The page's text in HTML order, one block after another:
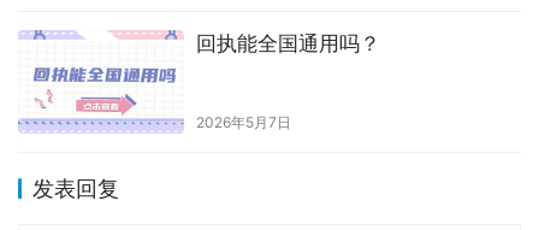
回执能全国通用吗？
2026年5月7日
发表回复